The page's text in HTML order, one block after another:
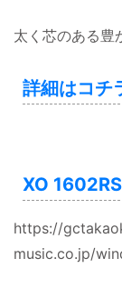
太く芯のある豊
詳細はコチ
XO
https://
music.co.jp/